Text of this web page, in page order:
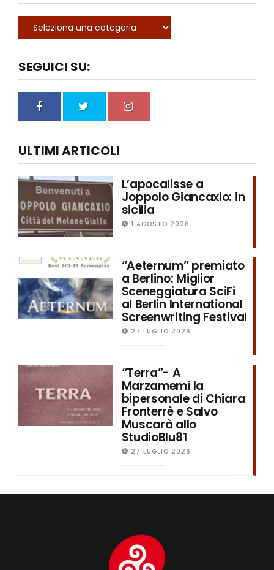
SEGUICI SU:
ULTIMI ARTICOLI
L’apocalisse a
Joppolo Giancaxio: in
sicilia
1 AGOSTO 2026
“Aeternum” premiato
a Berlino: Miglior
Sceneggiatura SciFi
al Berlin International
Screenwriting Festival
27 LUGLIO 2026
“Terra”- A
Marzamemi la
bipersonale di Chiara
Fronterrè e Salvo
Muscarà allo
StudioBlu81
27 LUGLIO 2026